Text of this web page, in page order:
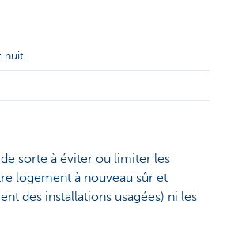
nuit.
sorte à éviter ou limiter les
logement à nouveau sûr et
des installations usagées) ni les